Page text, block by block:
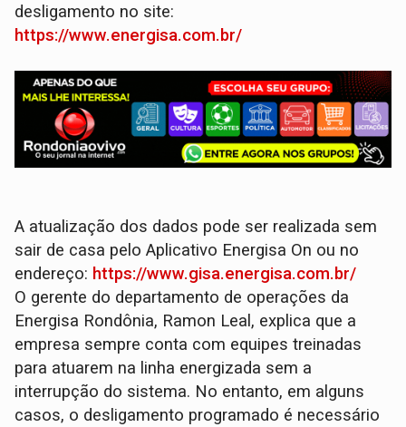
desligamento no site:
https://www.energisa.com.br/
A atualização dos dados pode ser realizada sem
sair de casa pelo Aplicativo Energisa On ou no
endereço: https://www.gisa.energisa.com.br/
O gerente do departamento de operações da
Energisa Rondônia, Ramon Leal, explica que a
empresa sempre conta com equipes treinadas
para atuarem na linha energizada sem a
interrupção do sistema. No entanto, em alguns
casos, o desligamento programado é necessário